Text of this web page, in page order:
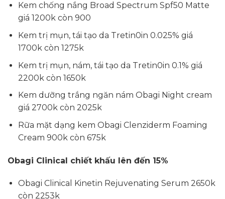
Kem chống nắng Broad Spectrum Spf50 Matte
giá 1200k còn 900
Kem trị mụn, tái tạo da Tretin0in 0.025% giá
1700k còn 1275k
Kem trị mụn, nám, tái tạo da Tretin0in 0.1% giá
2200k còn 1650k
Kem dưỡng trắng ngăn nám Obagi Night cream
giá 2700k còn 2025k
Rữa mặt dạng kem Obagi Clenziderm Foaming
Cream 900k còn 675k
Obagi Clinical chiết khấu lên đến 15%
Obagi Clinical Kinetin Rejuvenating Serum 2650k
còn 2253k